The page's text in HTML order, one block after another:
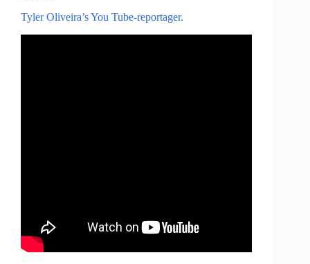
Tyler Oliveira’s You Tube-reportager.